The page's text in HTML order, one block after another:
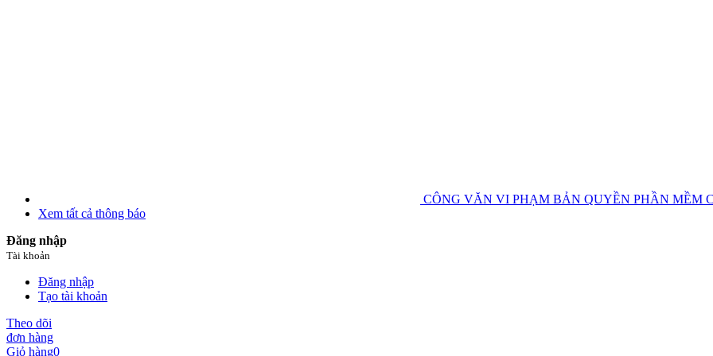
CÔNG VĂN VI PHẠM BẢN QUYỀN PHẦN MỀM
Xem tất cả thông báo
Đăng nhập
Tài khoản
Đăng nhập
Tạo tài khoản
Theo dõi
đơn hàng
Giỏ hàng0